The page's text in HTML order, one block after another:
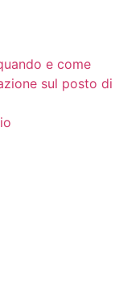
e come
sul posto